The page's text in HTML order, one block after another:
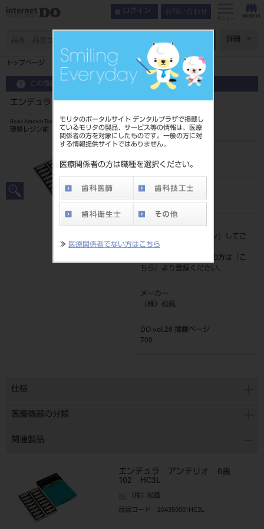
モリタのポータルサイト デンタルプラザで掲載し
ているモリタの製品、サービス等の情報は、医療
関係者の方を対象にしたものです。一般の方に対
する情報提供サイトではありません。
医療関係者の方は職種を選択ください。
≫ 医療関係者でない方はこちら
ログイン お問い合わせ
メニュー
詳細
トップページ エンデュラ アンテリオ 6歯 110 HO5L
この商品に関するお問い合わせ
エンデュラ アンテリオ 6歯 110 HO5L
Resin Anterior Teeth
硬質レジン歯
204350006HO5L
JAN/EANコード
標準価格
ログイン
』してご
覧ください。
ネット会員登録がまだの方は『
こ
ちら
』より登録ください。
メーカー
（株）松風
DO vol.26 掲載ページ
700
仕様
医療機器の分類
関連製品
エンデュラ アンテリオ 6歯
102 HC3L
（株）松風
品目コード ：204350001HC3L